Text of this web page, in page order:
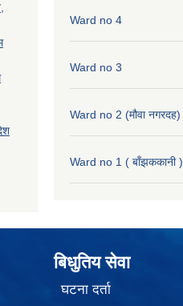
Ward no 4
Ward no 3
Ward no 2 (मौवा नगरदह)
Ward no 1 ( बाँझककानी )
बिधुतिय सेवा
घटना दर्ता